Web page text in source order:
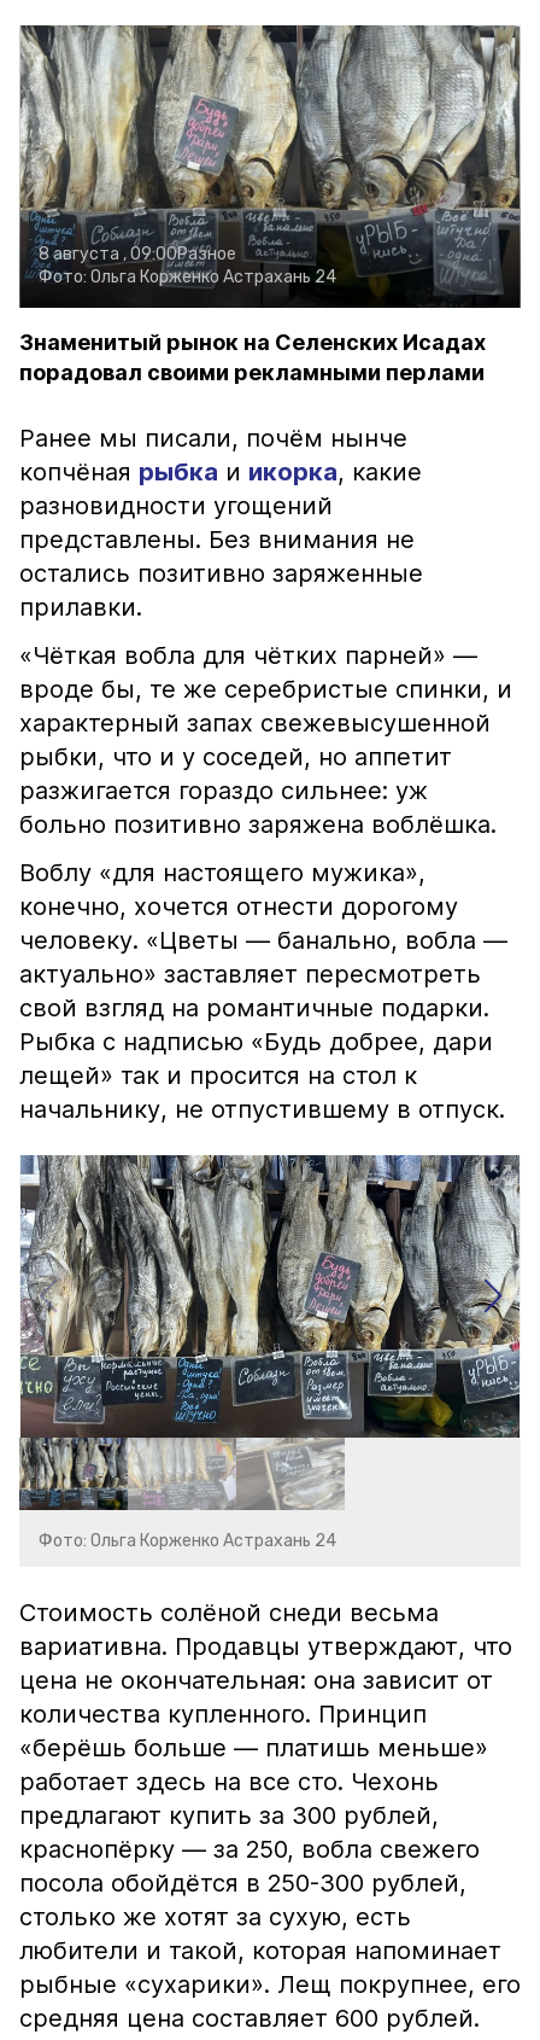
8 августа , 09:00Разное
Фото: Ольга Корженко Астрахань 24
Знаменитый рынок на Селенских Исадах
порадовал своими рекламными перлами
Ранее мы писали, почём нынче
копчёная рыбка и икорка, какие
разновидности угощений
представлены. Без внимания не
остались позитивно заряженные
прилавки.
«Чёткая вобла для чётких парней» —
вроде бы, те же серебристые спинки, и
характерный запах свежевысушенной
рыбки, что и у соседей, но аппетит
разжигается гораздо сильнее: уж
больно позитивно заряжена воблёшка.
Воблу «для настоящего мужика»,
конечно, хочется отнести дорогому
человеку. «Цветы — банально, вобла —
актуально» заставляет пересмотреть
свой взгляд на романтичные подарки.
Рыбка с надписью «Будь добрее, дари
лещей» так и просится на стол к
начальнику, не отпустившему в отпуск.
Фото: Ольга Корженко Астрахань 24
Стоимость солёной снеди весьма
вариативна. Продавцы утверждают, что
цена не окончательная: она зависит от
количества купленного. Принцип
«берёшь больше — платишь меньше»
работает здесь на все сто. Чехонь
предлагают купить за 300 рублей,
краснопёрку — за 250, вобла свежего
посола обойдётся в 250-300 рублей,
столько же хотят за сухую, есть
любители и такой, которая напоминает
рыбные «сухарики». Лещ покрупнее, его
средняя цена составляет 600 рублей.